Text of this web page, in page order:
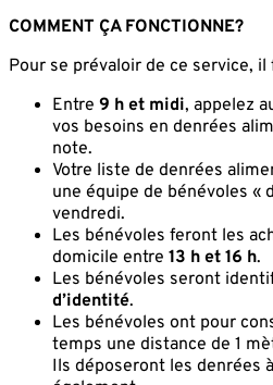
COMMENT ÇA FONCTIONNE?
Pour se prévaloir de ce service, il
Entre 9 h et midi, appelez
vos besoins en denrées
note.
Votre liste de denrées
une équipe de bénévoles «
vendredi.
Les bénévoles feront les
domicile entre 13 h et 16 h.
Les bénévoles seront
d’identité.
Les bénévoles ont pour
temps une distance de 1
Ils déposeront les denrées à